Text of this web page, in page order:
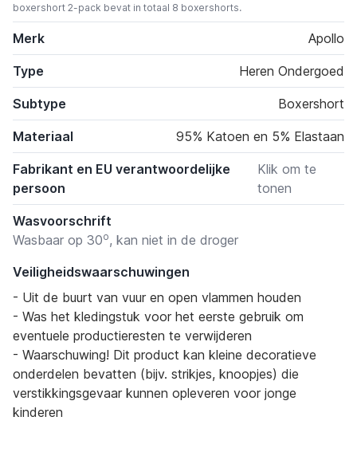
boxershort 2-pack bevat in totaal 8 boxershorts.
Merk Apollo
Type Heren Ondergoed
Subtype Boxershort
Materiaal 95% Katoen en 5% Elastaan
Fabrikant en EU verantwoordelijke
persoon
Klik om te
tonen
Wasvoorschrift
Wasbaar op 30o, kan niet in de droger
Veiligheidswaarschuwingen
- Uit de buurt van vuur en open vlammen houden
- Was het kledingstuk voor het eerste gebruik om
eventuele productieresten te verwijderen
- Waarschuwing! Dit product kan kleine decoratieve
onderdelen bevatten (bijv. strikjes, knoopjes) die
verstikkingsgevaar kunnen opleveren voor jonge
kinderen